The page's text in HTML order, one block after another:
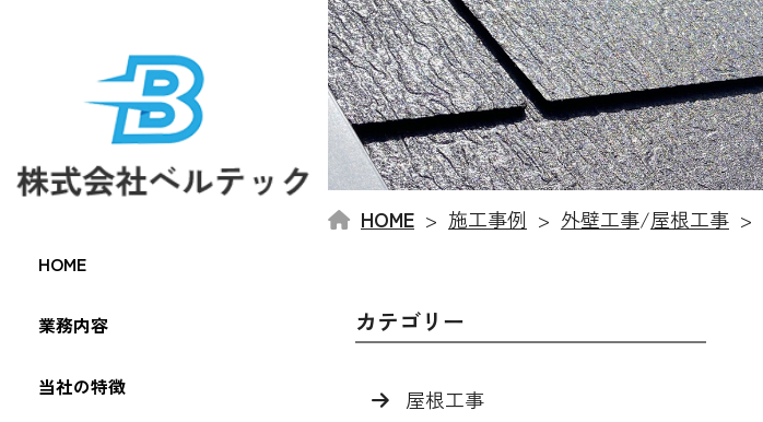
HOME
業務内容
当社の特徴
HOME 施工事例 外壁工事/屋根工事
カテゴリー
屋根工事